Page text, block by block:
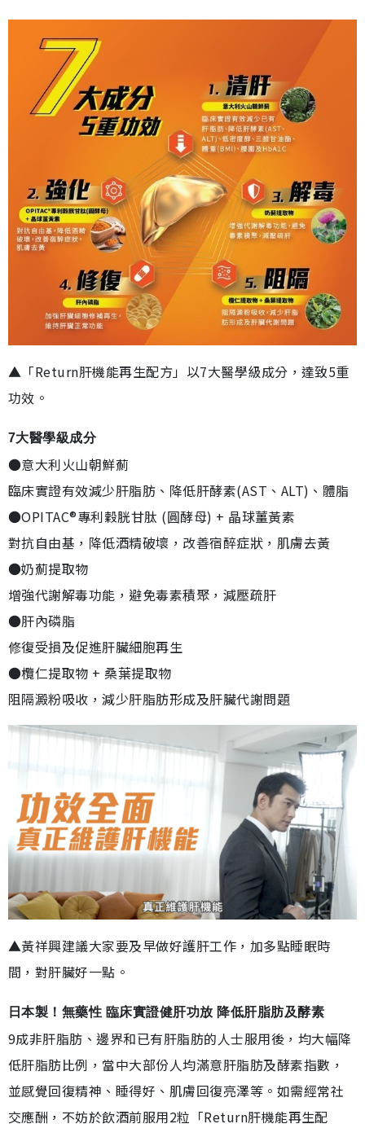
▲「Return肝機能再生配方」以7大醫學級成分，達致5重
功效。
7大醫學級成分
●意大利火山朝鮮薊
臨床實證有效減少肝脂肪、降低肝酵素(AST、ALT)、體脂
●OPITAC®專利穀胱甘肽 (圓酵母) + 晶球薑黃素
對抗自由基，降低酒精破壞，改善宿醉症狀，肌膚去黃
●奶薊提取物
增強代謝解毒功能，避免毒素積聚，減壓疏肝
●肝內磷脂
修復受損及促進肝臟細胞再生
●欖仁提取物 + 桑葉提取物
阻隔澱粉吸收，減少肝脂肪形成及肝臟代謝問題
▲黃祥興建議大家要及早做好護肝工作，加多點睡眠時
間，對肝臟好一點。
日本製！無藥性 臨床實證健肝功放 降低肝脂肪及酵素
9成非肝脂肪、邊界和已有肝脂肪的人士服用後，均大幅降
低肝脂肪比例，當中大部份人均滿意肝脂肪及酵素指數，
並感覺回復精神、睡得好、肌膚回復亮澤等。如需經常社
交應酬，不妨於飲酒前服用2粒「Return肝機能再生配